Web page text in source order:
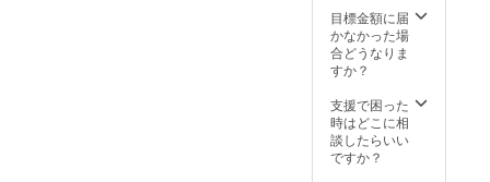
します。
だきます。 【支
援時、必ず備考
欄に発表ご希望
のお名前をご記
記載を希望者し
ない場合は、そ
の旨を備考欄に
ご記載くださ
ます（最大5名
様）。午後1時か
らを予定してお
りますが、変更
ます。交通費や
滞在費などはご
参加者様のご負
担でお願いいた
目標金額に届
かなかった場
合どうなりま
すか？
支援で困った
時はどこに相
談したらいい
ですか？